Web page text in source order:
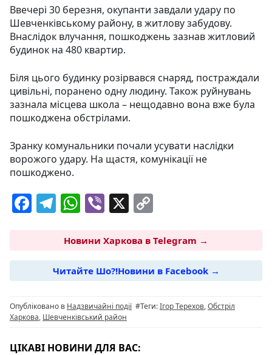
Ввечері 30 березня, окупанти завдали удару по
Шевченківському району, в житлову забудову.
Внаслідок влучання, пошкоджень зазнав житловий
будинок на 480 квартир.
Біля цього будинку розірвався снаряд, постраждали
цивільні, поранено одну людину. Також руйнувань
зазнала місцева школа – нещодавно вона вже була
пошкоджена обстрілами.
Зранку комунальники почали усувати наслідки
ворожого удару. На щастя, комунікації не
пошкоджено.
F
e
b
o
o
k
T
e
g
ra
m
W
at
s
A
p
p
Vi
er
X
p
y
Li
n
Новини Харкова в Telegram →
Читайте Шо?!Новини в Facebook →
Опубліковано в Надзвичайні події #Теги:Ігор Терехов,Обстріл
Харкова, Шевченківський район
ЦІКАВІ НОВИНИ ДЛЯ ВАС: